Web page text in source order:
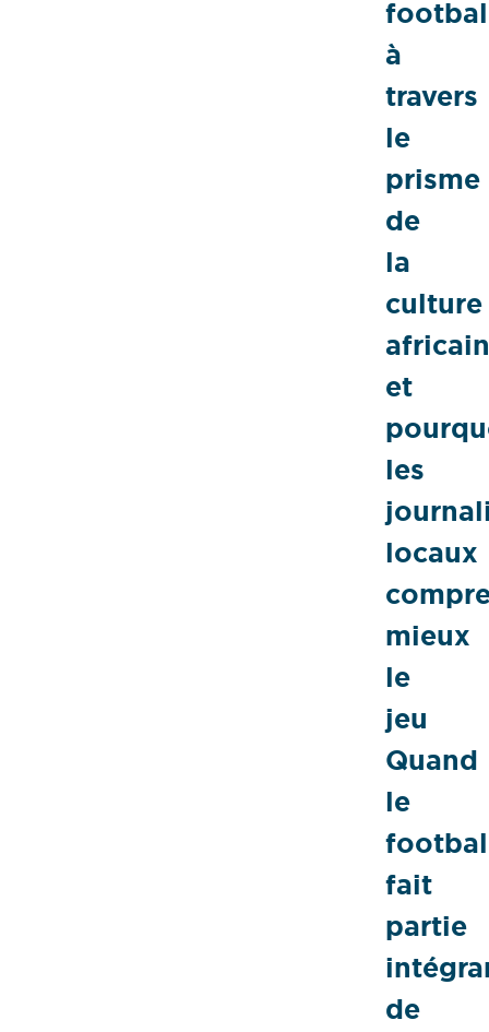
à
travers
le
prisme
de
la
culture
et
les
locaux
mieux
le
jeu
Quand
le
fait
partie
de